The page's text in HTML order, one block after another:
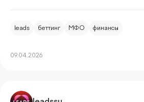
leads беттинг МФО финансы
09.04.2026